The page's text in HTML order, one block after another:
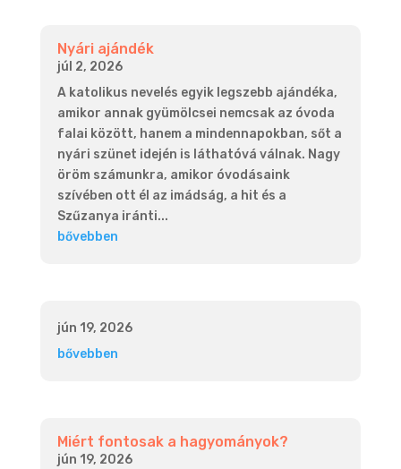
Nyári ajándék
júl 2, 2026
A katolikus nevelés egyik legszebb ajándéka,
amikor annak gyümölcsei nemcsak az óvoda
falai között, hanem a mindennapokban, sőt a
nyári szünet idején is láthatóvá válnak. Nagy
öröm számunkra, amikor óvodásaink
szívében ott él az imádság, a hit és a
Szűzanya iránti...
bővebben
jún 19, 2026
bővebben
Miért fontosak a hagyományok?
jún 19, 2026